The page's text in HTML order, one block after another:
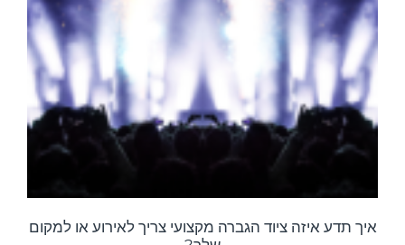
איך תדע איזה ציוד הגברה מקצועי צריך לאירוע או למקום